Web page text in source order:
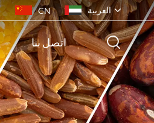
CN العربية
English
français
русский
اتصل بنا